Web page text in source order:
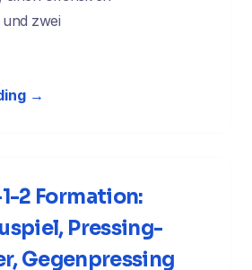
zwei
→
2 Formation:
Pressing-
Gegenpressing